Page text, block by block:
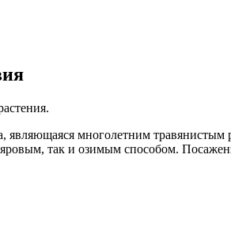
являющаяся многолетним
так и озимым способом.